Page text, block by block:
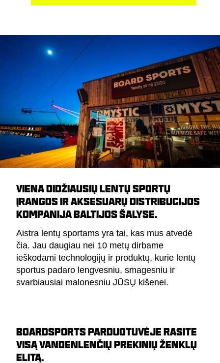
VIENA DIDŽIAUSIŲ LENTŲ SPORTŲ
ĮRANGOS IR AKSESUARŲ DISTRIBUCIJOS
KOMPANIJA BALTIJOS ŠALYSE.
Aistra lentų sportams yra tai, kas mus atvedė
čia. Jau daugiau nei 10 metų dirbame
ieškodami technologijų ir produktų, kurie lentų
sportus padaro lengvesniu, smagesniu ir
svarbiausiai malonesniu JŪSŲ kišenei.
BOARDSPORTS PARDUOTUVĖJE RASITE
VISĄ VANDENLENČIŲ PREKINIŲ ŽENKLŲ
ELITĄ.